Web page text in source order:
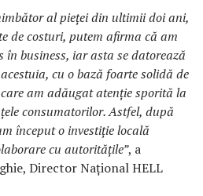
al pieței din ultimii doi ani,
de costuri, putem afirma că am
business, iar asta se datorează
cu o bază foarte solidă de
am adăugat atenție sporită la
consumatorilor. Astfel, după
început o investiție locală
cu autoritățile”, a
Director Național HELL